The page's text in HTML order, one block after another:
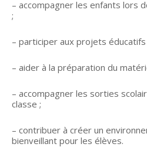
– accompagner les enfants lors
;
– participer aux projets éducatifs
– aider à la préparation du
– accompagner les sorties
classe ;
– contribuer à créer un
bienveillant pour les élèves.